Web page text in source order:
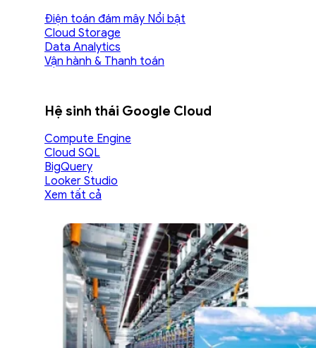
Điện toán đám mây
Cloud Storage
Data Analytics
Vận hành & Thanh toán
Hệ sinh thái Google Cloud
Compute Engine
Cloud SQL
BigQuery
Looker Studio
Xem tất cả